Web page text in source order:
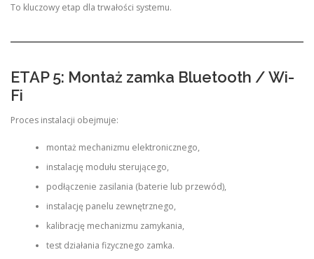
To kluczowy etap dla trwałości systemu.
ETAP 5: Montaż zamka Bluetooth / Wi-
Fi
Proces instalacji obejmuje:
montaż mechanizmu elektronicznego,
instalację modułu sterującego,
podłączenie zasilania (baterie lub przewód),
instalację panelu zewnętrznego,
kalibrację mechanizmu zamykania,
test działania fizycznego zamka.